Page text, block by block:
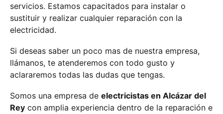
servicios. Estamos capacitados para instalar o
sustituir y realizar cualquier reparación con la
electricidad.
Si deseas saber un poco mas de nuestra empresa,
llámanos, te atenderemos con todo gusto y
aclararemos todas las dudas que tengas.
Somos una empresa de electricistas en Alcázar del
Rey con amplia experiencia dentro de la reparación e